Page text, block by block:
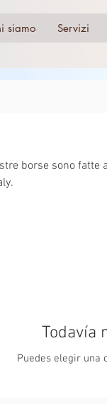
siamo Servizi
Todavía
Puedes elegir una